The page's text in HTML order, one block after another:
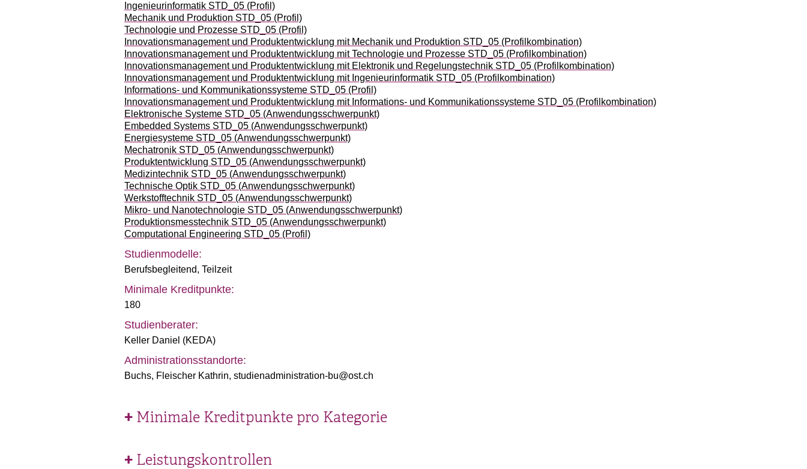
Ingenieurinformatik STD_05 (Profil)
Mechanik und Produktion STD_05 (Profil)
Technologie und Prozesse STD_05 (Profil)
Innovationsmanagement und Produktentwicklung mit Mechanik und Produktion STD_05 (Profilkombination)
Innovationsmanagement und Produktentwicklung mit Technologie und Prozesse STD_05 (Profilkombination)
Innovationsmanagement und Produktentwicklung mit Elektronik und Regelungstechnik STD_05 (Profilkombination)
Innovationsmanagement und Produktentwicklung mit Ingenieurinformatik STD_05 (Profilkombination)
Informations- und Kommunikationssysteme STD_05 (Profil)
Innovationsmanagement und Produktentwicklung mit Informations- und Kommunikationssysteme STD_05 (Profilkombination)
Elektronische Systeme STD_05 (Anwendungsschwerpunkt)
Embedded Systems STD_05 (Anwendungsschwerpunkt)
Energiesysteme STD_05 (Anwendungsschwerpunkt)
Mechatronik STD_05 (Anwendungsschwerpunkt)
Produktentwicklung STD_05 (Anwendungsschwerpunkt)
Medizintechnik STD_05 (Anwendungsschwerpunkt)
Technische Optik STD_05 (Anwendungsschwerpunkt)
Werkstofftechnik STD_05 (Anwendungsschwerpunkt)
Mikro- und Nanotechnologie STD_05 (Anwendungsschwerpunkt)
Produktionsmesstechnik STD_05 (Anwendungsschwerpunkt)
Computational Engineering STD_05 (Profil)
Studienmodelle:
Berufsbegleitend, Teilzeit
Minimale Kreditpunkte:
180
Studienberater:
Keller Daniel (KEDA)
Administrationsstandorte:
Buchs, Fleischer Kathrin, studienadministration-bu@ost.ch
Minimale Kreditpunkte pro Kategorie
Leistungskontrollen